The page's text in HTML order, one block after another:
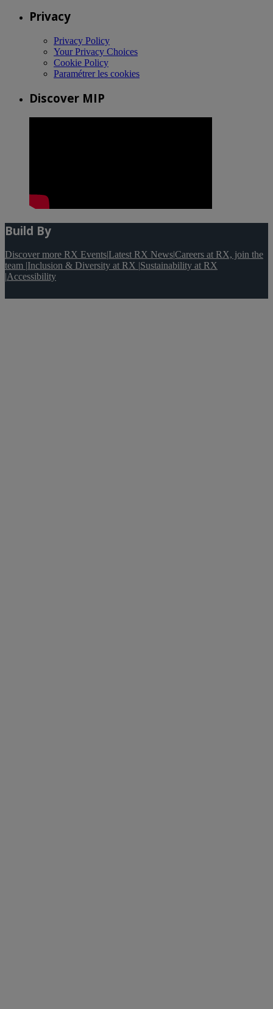
Privacy
Privacy Policy
Your Privacy Choices
Cookie Policy
Paramétrer les cookies
Discover MIP
Build By
Discover more RX Events|Latest RX News|Careers at RX, join the
team |Inclusion & Diversity at RX |Sustainability at RX
|Accessibility